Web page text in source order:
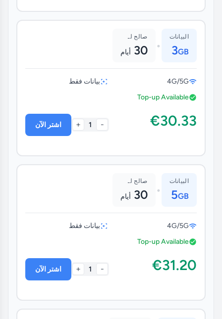
البيانات
3GB
•
صالح لـ
30 أيام
4G/5G
بيانات فقط
Top-up Available
€30.33
-
1
+ اشتر الآن
البيانات
5GB
•
صالح لـ
30 أيام
4G/5G
بيانات فقط
Top-up Available
€31.20
-
1
+ اشتر الآن